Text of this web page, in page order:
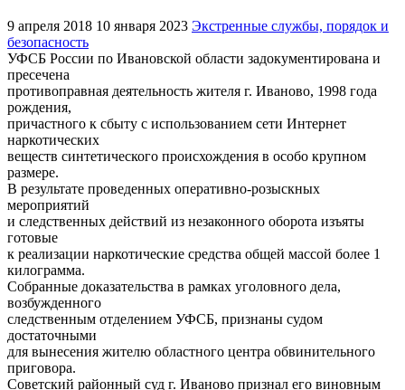
9 апреля 2018 10 января 2023 Экстренные службы, порядок и
безопасность
УФСБ России по Ивановской области задокументирована и
пресечена
противоправная деятельность жителя г. Иваново, 1998 года
рождения,
причастного к сбыту с использованием сети Интернет
наркотических
веществ синтетического происхождения в особо крупном
размере.
В результате проведенных оперативно-розыскных
мероприятий
и следственных действий из незаконного оборота изъяты
готовые
к реализации наркотические средства общей массой более 1
килограмма.
Собранные доказательства в рамках уголовного дела,
возбужденного
следственным отделением УФСБ, признаны судом
достаточными
для вынесения жителю областного центра обвинительного
приговора.
Советский районный суд г. Иваново признал его виновным